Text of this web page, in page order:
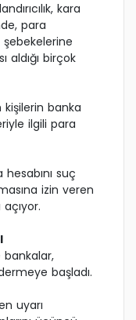
kara
para
şebekelerine
aldığı birçok
banka
ilgili para
hesabını suç
izin veren
bankalar,
başladı.
uyarı